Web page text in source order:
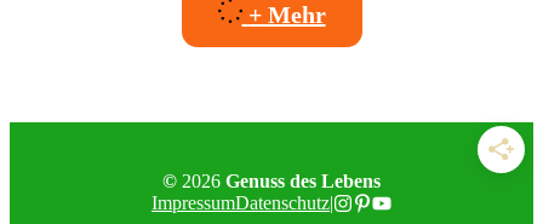
+ Mehr
© 2026 Genuss des Lebens
ImpressumDatenschutz|